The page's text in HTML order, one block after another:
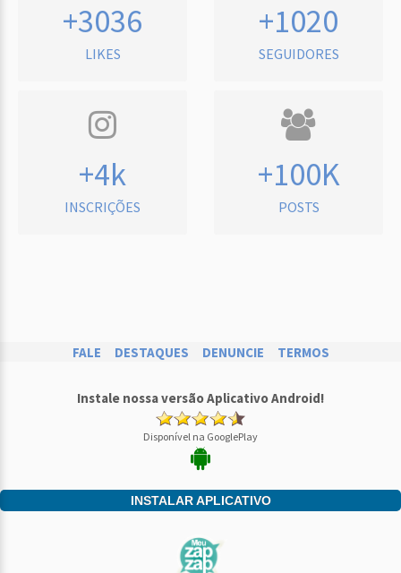
+3036
LIKES
+1020
SEGUIDORES
+4k
INSCRIÇÕES
+100K
POSTS
FALE DESTAQUES DENUNCIE TERMOS
Instale nossa versão Aplicativo Android!
Disponível na GooglePlay
INSTALAR APLICATIVO